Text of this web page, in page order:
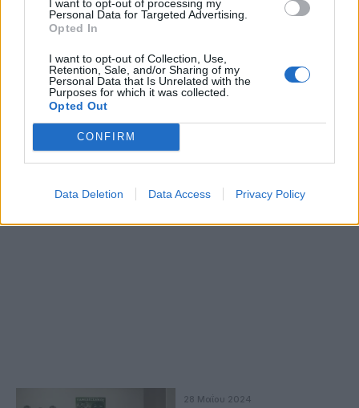
I want to opt-out of processing my
Personal Data for Targeted Advertising.
Opted In
I want to opt-out of Collection, Use,
Retention, Sale, and/or Sharing of my
Personal Data that Is Unrelated with the
Purposes for which it was collected.
Opted Out
CONFIRM
Data Deletion Data Access Privacy Policy
Πανεδεσσαϊκός -
Αλμωπός Αριδαίας: 3-1
– Επιστροφή στις
28 Μαΐου 2024